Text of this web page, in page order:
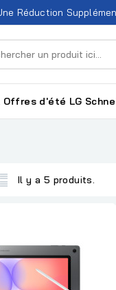
Réduction
Offres d'été LG
Il y a 5 produits.